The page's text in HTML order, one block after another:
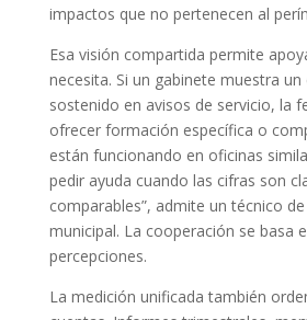
impactos que no pertenecen al
Esa visión compartida permite
necesita. Si un gabinete muestra un
sostenido en avisos de servicio, la
ofrecer formación específica o
están funcionando en oficinas
pedir ayuda cuando las cifras son
comparables”, admite un técnico
municipal. La cooperación se basa
percepciones.
La medición unificada también